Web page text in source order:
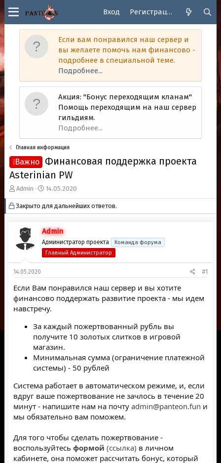
Вход Регистрация
Если вам понравился наш сервер и
вы желаете помочь нам финансово -
подробнее в специальной теме.
Подробнее...
Акция: "Бонус переходящим кланам"
Помощь переходящим на наш сервер
гильдиям.
Подробнее...
Главная информация
❕Важно
Финансовая поддержка проекта
Asterinian PW
А
в
т
о
р
м
Admin
Д
а
т
а
н
а
ч
а
л
14.05.2020
Закрыто для дальнейших ответов.
Admin
Администратор проекта
Команда форума
Главный Администратор
14.05.2020 #1
Если Вам понравился наш сервер и вы хотите
финансово поддержать развитие проекта - мы идем
навстречу.
За каждый пожертвованный рубль вы
получите 10 золотых слитков в игровой
магазин.
Минимальная сумма (ограничение платежной
системы) - 50 рублей
Система работает в автоматическом режиме, и, если
вдруг ваше пожертвование не зачлось в течение 20
минут - напишите нам на почту admin@panteon.fun и
мы обязательно вам поможем.
Для того чтобы сделать пожертвование -
воспользуйтесь формой (ссылка) в личном
кабинете, она поможет рассчитать бонус, который